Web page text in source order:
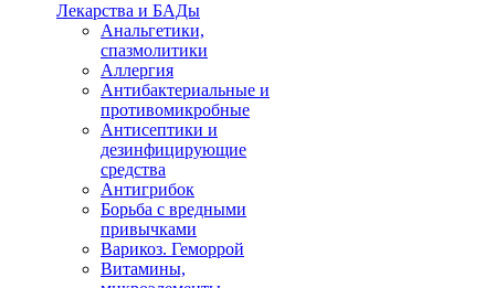
Лекарства и БАДы
Анальгетики,
спазмолитики
Аллергия
Антибактериальные и
противомикробные
Антисептики и
дезинфицирующие
средства
Антигрибок
Борьба с вредными
привычками
Варикоз. Геморрой
Витамины,